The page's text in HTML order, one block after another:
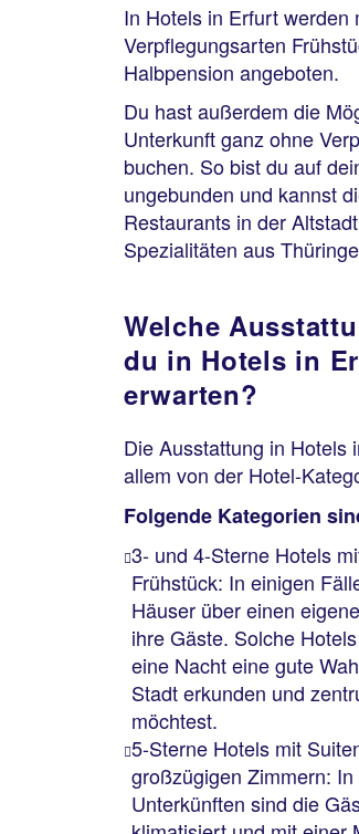
In Hotels in Erfurt werden
Verpflegungsarten
Halbpension angeboten.
Du hast außerdem die
Unterkunft ganz ohne
buchen. So bist du auf
ungebunden und kannst
Restaurants in der
Spezialitäten aus
Welche
du in Hotels in
erwarten?
Die Ausstattung in Hotels
allem von der Hotel-
Folgende Kategorien
3- und 4-Sterne Hotels
Frühstück: In einigen
Häuser über einen
ihre Gäste. Solche
eine Nacht eine gute
Stadt erkunden und
möchtest.
5-Sterne Hotels mit
großzügigen Zimmern: In
Unterkünften sind die